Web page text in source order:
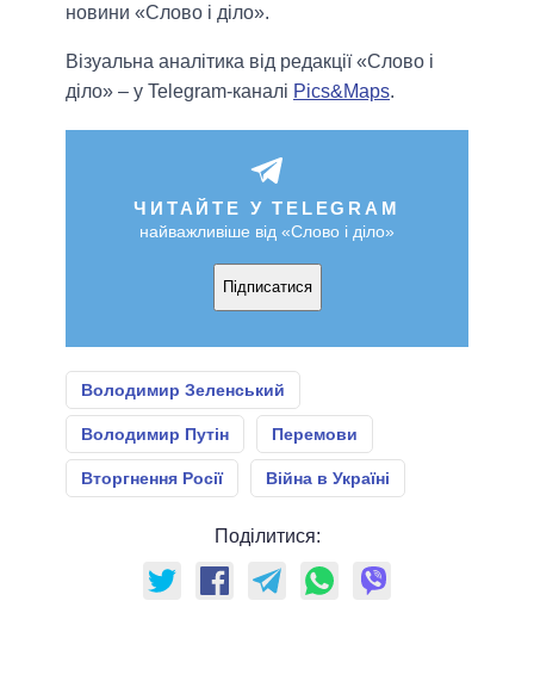
новини «Слово і діло».
Візуальна аналітика від редакції «Слово і
діло» – у Telegram-каналі Pics&Maps.
ЧИТАЙТЕ У TELEGRAM
найважливіше від «Слово і діло»
Підписатися
Володимир Зеленський
Володимир Путін Перемови
Вторгнення Росії Війна в Україні
Поділитися: